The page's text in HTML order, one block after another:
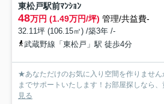
東松戸駅前ﾏﾝｼｮﾝ
48万円 (1.49万円/坪) 管理/共益費-
32.11坪 (106.15㎡) /築3年 /-
武蔵野線「東松戸」駅 徒歩4分
★あなただけのお気に入り空間を作りませ
までサポートいたします！お部屋探しなら
見る